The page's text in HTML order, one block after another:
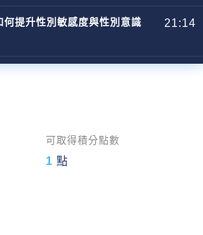
提升性別敏感度與性別意識
21:14
可取得積分點數
1 點